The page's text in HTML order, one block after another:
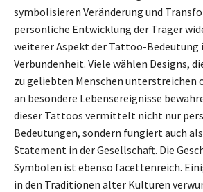
symbolisieren Veränderung und
persönliche Entwicklung der Träger
weiterer Aspekt der Tattoo-Bedeutung
Verbundenheit. Viele wählen Designs,
zu geliebten Menschen unterstreichen
an besondere Lebensereignisse
dieser Tattoos vermittelt nicht nur
Bedeutungen, sondern fungiert auch
Statement in der Gesellschaft. Die
Symbolen ist ebenso facettenreich.
in den Traditionen alter Kulturen